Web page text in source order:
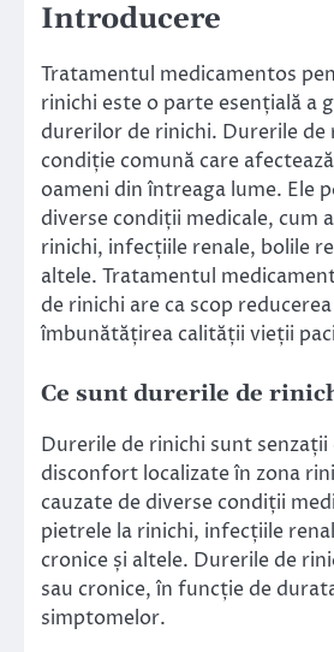
Introducere
Tratamentul medicamentos
rinichi este o parte esențială a
durerilor de rinichi. Durerile de
condiție comună care
oameni din întreaga lume. Ele
diverse condiții medicale, cum
rinichi, infecțiile renale, bolile
altele. Tratamentul
de rinichi are ca scop
îmbunătățirea calității vieții
Ce sunt durerile de
Durerile de rinichi sunt senzații
disconfort localizate în zona
cauzate de diverse condiții
pietrele la rinichi, infecțiile
cronice și altele. Durerile de
sau cronice, în funcție de
simptomelor.